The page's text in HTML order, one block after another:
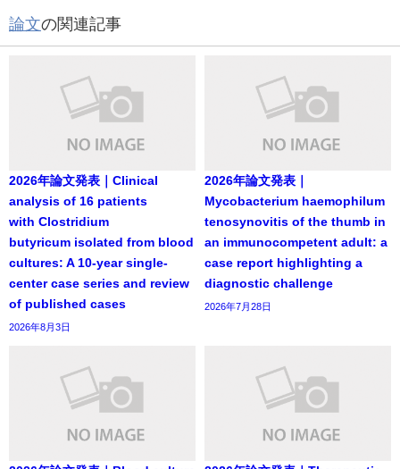
論文の関連記事
2026年論文発表｜Clinical
analysis of 16 patients
with Clostridium
butyricum isolated from blood
cultures: A 10-year single-
center case series and review
of published cases
2026年8月3日
2026年論文発表｜
Mycobacterium haemophilum
tenosynovitis of the thumb in
an immunocompetent adult: a
case report highlighting a
diagnostic challenge
2026年7月28日